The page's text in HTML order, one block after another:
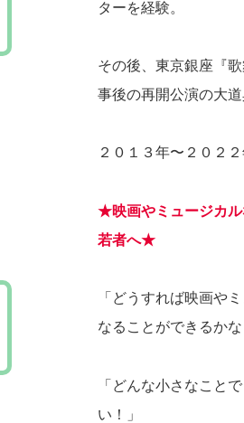
ターを経験。
その後、東京銀座『
事後の再開公演の大道
２０１３年〜２０２
★映画やミュージカ
若者へ★
「どうすれば映画や
なることができるかな
「どんな小さなこと
い！」